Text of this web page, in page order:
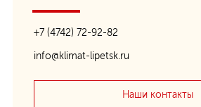
+7 (4742) 72-92-82
info@klimat-lipetsk.ru
Наши контакты